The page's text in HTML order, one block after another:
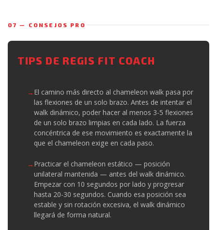
07 — CONSEJOS PRO
TIPS DE REGIS FIT COACH
El camino más directo al chameleon walk pasa por
las flexiones de un solo brazo. Antes de intentar el
walk dinámico, poder hacer al menos 3-5 flexiones
de un solo brazo limpias en cada lado. La fuerza
concéntrica de ese movimiento es exactamente la
que el chameleon exige en cada paso.
Practicar el chameleon estático — posición
unilateral mantenida — antes del walk dinámico.
Empezar con 10 segundos por lado y progresar
hasta 20-30 segundos. Cuando esa posición sea
estable y sin rotación excesiva, el walk dinámico
llegará de forma natural.